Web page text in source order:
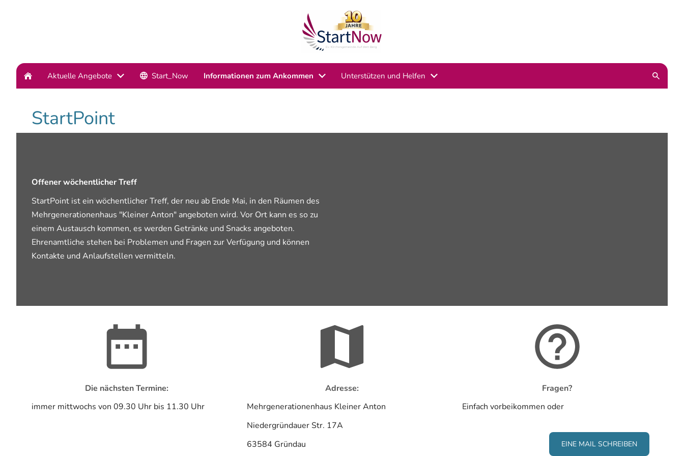
Aktuelle Angebote Start_Now Informationen zum Ankommen Unterstützen und Helfen
StartPoint
Offener wöchentlicher Treff
StartPoint ist ein wöchentlicher Treff, der neu ab Ende Mai, in den Räumen des
Mehrgenerationenhaus "Kleiner Anton" angeboten wird. Vor Ort kann es so zu
einem Austausch kommen, es werden Getränke und Snacks angeboten.
Ehrenamtliche stehen bei Problemen und Fragen zur Verfügung und können
Kontakte und Anlaufstellen vermitteln.
Die nächsten Termine:
immer mittwochs von 09.30 Uhr bis 11.30 Uhr
Adresse:
Mehrgenerationenhaus Kleiner Anton
Niedergründauer Str. 17A
63584 Gründau
Fragen?
Einfach vorbeikommen oder
EINE MAIL SCHREIBEN